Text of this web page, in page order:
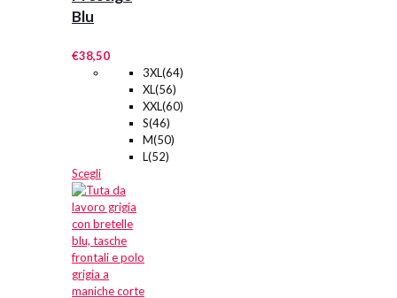
Blu
€38,50
3XL(64)
XL(56)
XXL(60)
S(46)
M(50)
L(52)
ScegliQuesto
prodotto
ha
più
varianti.
Le
opzioni
possono